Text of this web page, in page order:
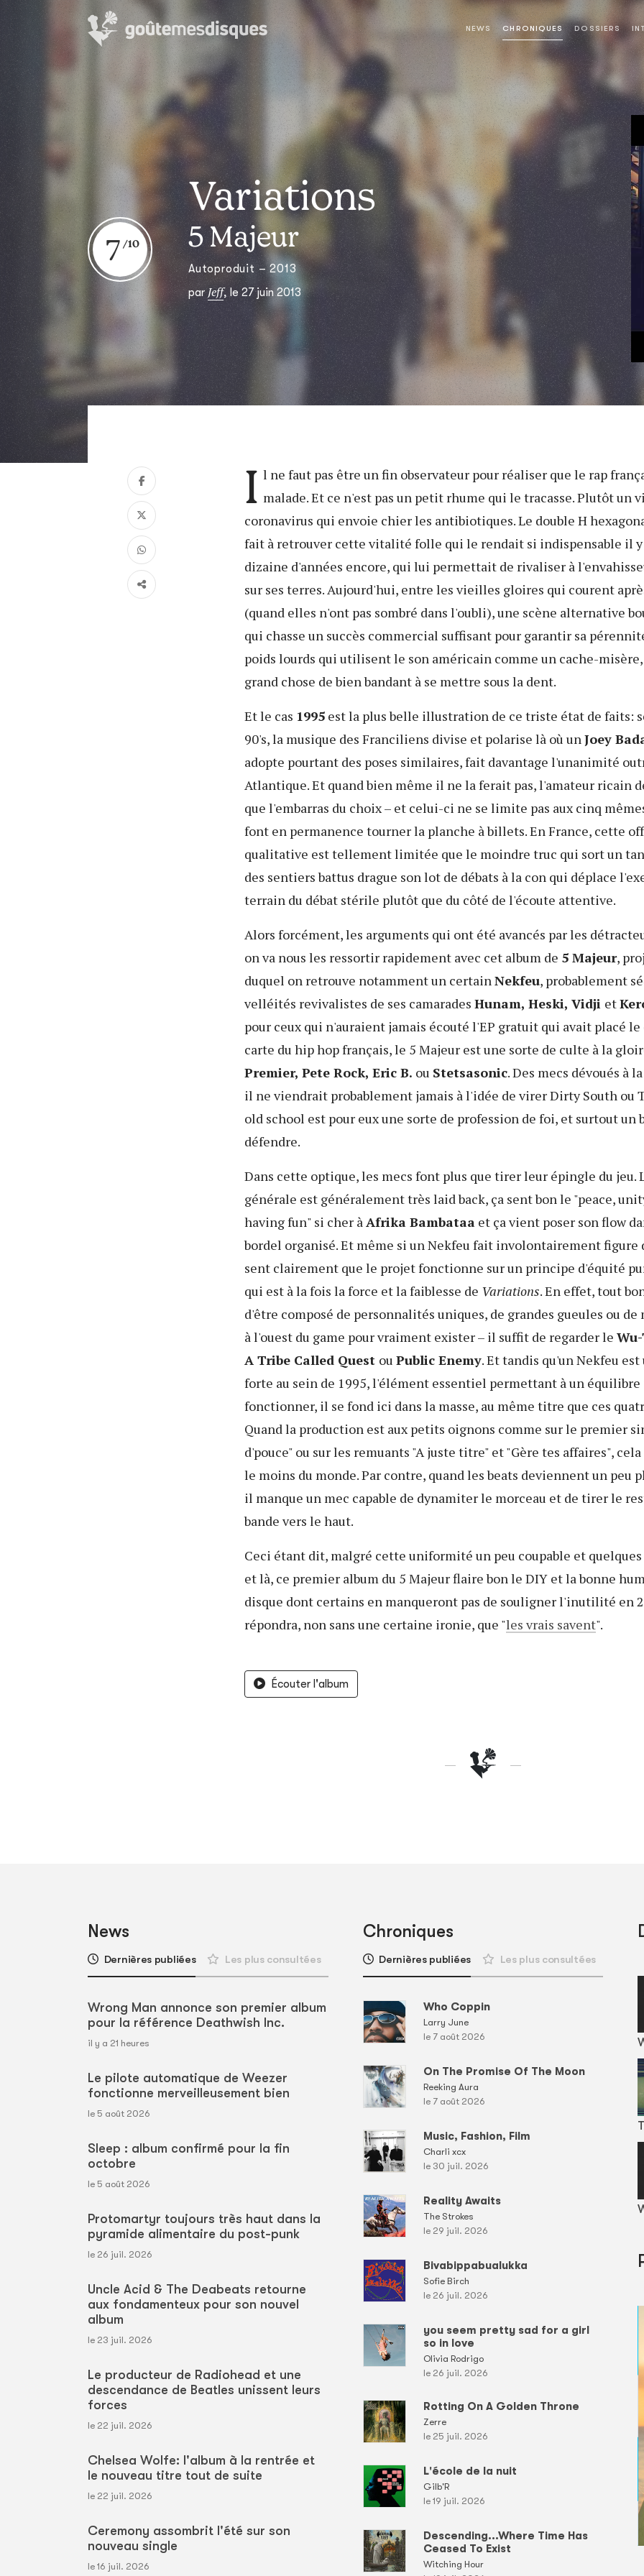
NEWS CHRONIQUES DOSSIERS
Variations
5 Majeur
Autoproduit – 2013
parJeff, le 27 juin 2013
7
I l ne faut pas être un fin observateur pour réaliser que le rap
malade. Et ce n'est pas un petit rhume qui le tracasse. Plutôt un
coronavirus qui envoie chier les antibiotiques. Le double H
fait à retrouver cette vitalité folle qui le rendait si indispensable il y
dizaine d'années encore, qui lui permettait de rivaliser à
sur ses terres. Aujourd'hui, entre les vieilles gloires qui courent
(quand elles n'ont pas sombré dans l'oubli), une scène alternative
qui chasse un succès commercial suffisant pour garantir sa
poids lourds qui utilisent le son américain comme un cache-misère,
grand chose de bien bandant à se mettre sous la dent.
Et le cas 1995 est la plus belle illustration de ce triste état de faits:
90's, la musique des Franciliens divise et polarise là où un Joey
adopte pourtant des poses similaires, fait davantage l'unanimité
Atlantique. Et quand bien même il ne la ferait pas, l'amateur ricain
que l'embarras du choix – et celui-ci ne se limite pas aux cinq
font en permanence tourner la planche à billets. En France, cette
qualitative est tellement limitée que le moindre truc qui sort un
des sentiers battus drague son lot de débats à la con qui déplace
terrain du débat stérile plutôt que du côté de l'écoute attentive.
Alors forcément, les arguments qui ont été avancés par les
on va nous les ressortir rapidement avec cet album de 5 Majeur,
duquel on retrouve notamment un certain Nekfeu, probablement
velléités revivalistes de ses camarades Hunam, Heski, Vidji et
pour ceux qui n'auraient jamais écouté l'EP gratuit qui avait placé le
carte du hip hop français, le 5 Majeur est une sorte de culte à la
Premier, Pete Rock, Eric B. ou Stetsasonic. Des mecs dévoués à
il ne viendrait probablement jamais à l'idée de virer Dirty South ou
old school est pour eux une sorte de profession de foi, et surtout un
défendre.
Dans cette optique, les mecs font plus que tirer leur épingle du jeu.
générale est généralement très laid back, ça sent bon le "peace,
having fun" si cher à Afrika Bambataa et ça vient poser son flow
bordel organisé. Et même si un Nekfeu fait involontairement figure
sent clairement que le projet fonctionne sur un principe d'équité
qui est à la fois la force et la faiblesse de Variations. En effet, tout
d'être composé de personnalités uniques, de grandes gueules ou de
à l'ouest du game pour vraiment exister – il suffit de regarder le
A Tribe Called Quest ou Public Enemy. Et tandis qu'un Nekfeu
forte au sein de 1995, l'élément essentiel permettant à un équilibre
fonctionner, il se fond ici dans la masse, au même titre que ces
Quand la production est aux petits oignons comme sur le premier
d'pouce" ou sur les remuants "A juste titre" et "Gère tes affaires", cela
le moins du monde. Par contre, quand les beats deviennent un peu
il manque un mec capable de dynamiter le morceau et de tirer le
bande vers le haut.
Ceci étant dit, malgré cette uniformité un peu coupable et
et là, ce premier album du 5 Majeur flaire bon le DIY et la bonne
disque dont certains en manqueront pas de souligner l'inutilité en
répondra, non sans une certaine ironie, que "les vrais savent".
Écouter l'album
News
Dernières publiées Les plus consultées
Wrong Man annonce son premier album
pour la référence Deathwish Inc.
il y a 21 heures
Le pilote automatique de Weezer
fonctionne merveilleusement bien
le 5 août 2026
Sleep : album confirmé pour la fin
octobre
le 5 août 2026
Protomartyr toujours très haut dans la
pyramide alimentaire du post-punk
le 26 juil. 2026
Uncle Acid & The Deabeats retourne
aux fondamenteux pour son nouvel
album
le 23 juil. 2026
Le producteur de Radiohead et une
descendance de Beatles unissent leurs
forces
le 22 juil. 2026
Chelsea Wolfe: l'album à la rentrée et
le nouveau titre tout de suite
le 22 juil. 2026
Ceremony assombrit l'été sur son
nouveau single
le 16 juil. 2026
Chroniques
Dernières publiées Les plus consultées
Who Coppin
Larry June
le 7 août 2026
On The Promise Of The Moon
Reeking Aura
le 7 août 2026
Music, Fashion, Film
Charli xcx
le 30 juil. 2026
Reality Awaits
The Strokes
le 29 juil. 2026
Bivabippabualukka
Sofie Birch
le 26 juil. 2026
you seem pretty sad for a girl
so in love
Olivia Rodrigo
le 26 juil. 2026
Rotting On A Golden Throne
Zerre
le 25 juil. 2026
L'école de la nuit
Gilb'R
le 19 juil. 2026
Descending...Where Time Has
Ceased To Exist
Witching Hour